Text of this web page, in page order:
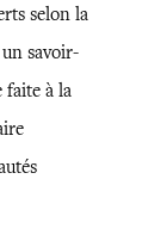
selon la
savoir-
faite à la